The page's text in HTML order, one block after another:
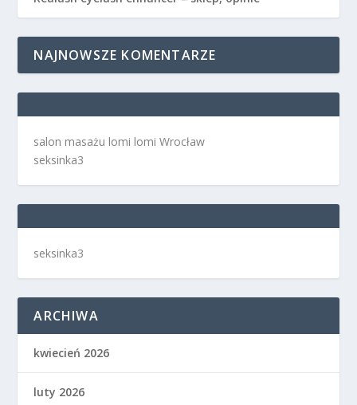
NAJNOWSZE KOMENTARZE
salon masażu lomi lomi Wrocław
seksinka3
seksinka3
ARCHIWA
kwiecień 2026
luty 2026